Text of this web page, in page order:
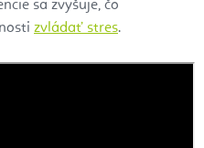
sa zvyšuje, čo
zvládať stres.